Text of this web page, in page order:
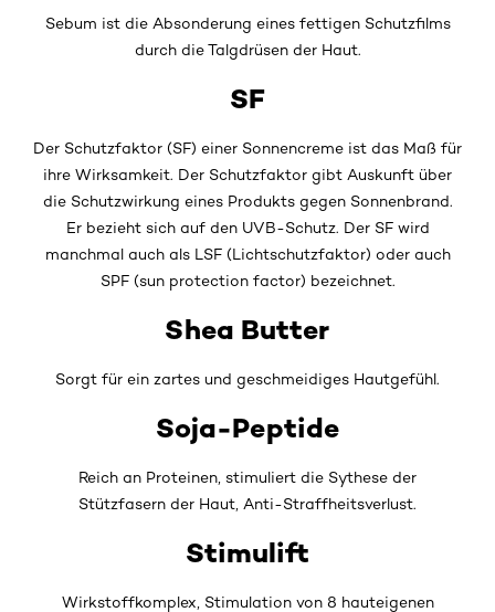
Sebum ist die Absonderung eines fettigen Schutzfilms
durch die Talgdrüsen der Haut.
SF
Der Schutzfaktor (SF) einer Sonnencreme ist das Maß für
ihre Wirksamkeit. Der Schutzfaktor gibt Auskunft über
die Schutzwirkung eines Produkts gegen Sonnenbrand.
Er bezieht sich auf den UVB-Schutz. Der SF wird
manchmal auch als LSF (Lichtschutzfaktor) oder auch
SPF (sun protection factor) bezeichnet.
Shea Butter
Sorgt für ein zartes und geschmeidiges Hautgefühl.
Soja-Peptide
Reich an Proteinen, stimuliert die Sythese der
Stützfasern der Haut, Anti-Straffheitsverlust.
Stimulift
Wirkstoffkomplex, Stimulation von 8 hauteigenen